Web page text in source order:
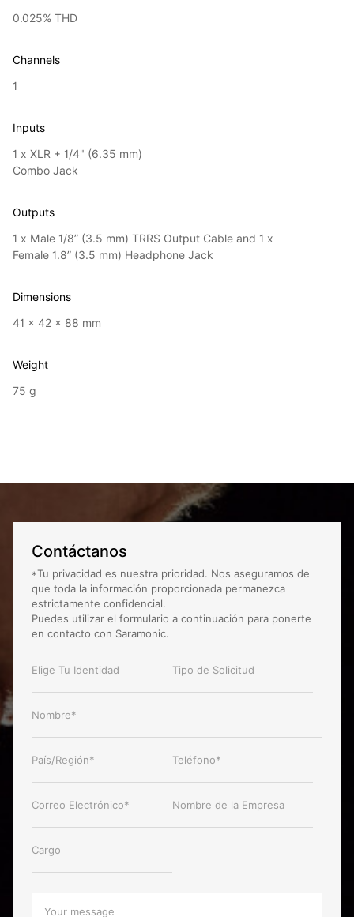
0.025% THD
Channels
1
Inputs
1 x XLR + 1/4" (6.35 mm)
Combo Jack
Outputs
1 x Male 1/8” (3.5 mm) TRRS Output Cable and 1 x
Female 1.8” (3.5 mm) Headphone Jack
Dimensions
41 × 42 × 88 mm
Weight
75 g
Contáctanos
*Tu privacidad es nuestra prioridad. Nos aseguramos de
que toda la información proporcionada permanezca
estrictamente confidencial.
Puedes utilizar el formulario a continuación para ponerte
en contacto con Saramonic.